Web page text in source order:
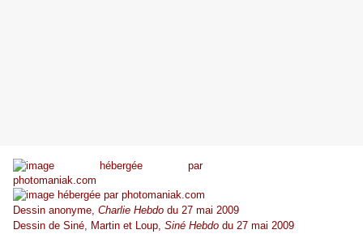
Dessin anonyme, Charlie Hebdo du 27 mai 2009
Dessin de Siné, Martin et Loup, Siné Hebdo du 27 mai 2009